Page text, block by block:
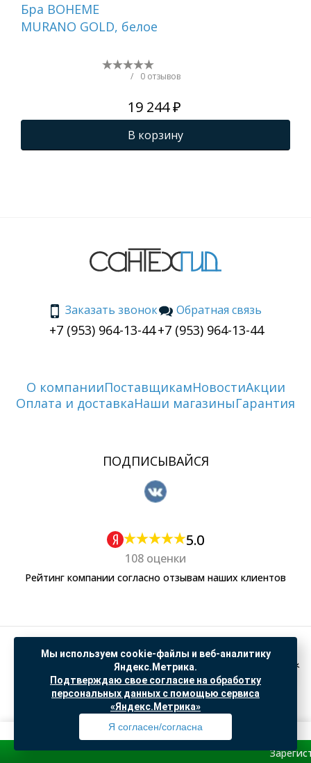
Бра BOHEME
MURANO GOLD, белое
/ 0 отзывов
19 244 ₽
В корзину
Заказать звонок
+7 (953) 964-13-44
Обратная связь
+7 (953) 964-13-44
О компанииПоставщикамНовостиАкции
Оплата и доставкаНаши магазиныГарантия
ПОДПИСЫВАЙСЯ
5.0
108 оценки
Рейтинг компании согласно отзывам наших клиентов
Политика обработки персональных данных
Согласие на обработку данных Яндекс Метрика
"© ООО “САНТЕХГИД”, 2026. Все права защищены. Предложение не является публичной
офертой, цены и информация на сайте ознакомительные
Доработка и продвижение вSO.USE
Мы используем cookie-файлы и веб-аналитику
Яндекс.Метрика.
Подтверждаю свое согласие на обработку
персональных данных с помощью сервиса
«Яндекс.Метрика»
Я согласен/согласна
Профиль Товары Поиск Избранное Корзина
Зарегистрируйся